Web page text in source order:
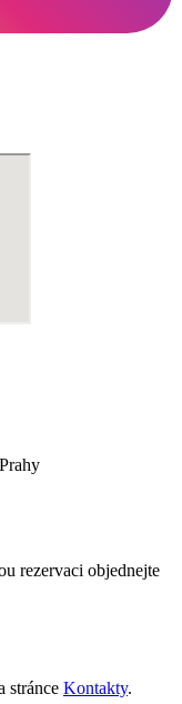
rezervaci objednejte
stránce Kontakty.